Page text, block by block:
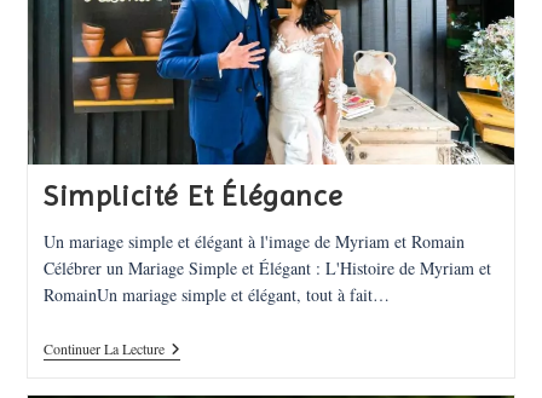
Simplicité Et Élégance
Un mariage simple et élégant à l'image de Myriam et Romain
Célébrer un Mariage Simple et Élégant : L'Histoire de Myriam et
RomainUn mariage simple et élégant, tout à fait…
Continuer La LectureSimplicité
Et